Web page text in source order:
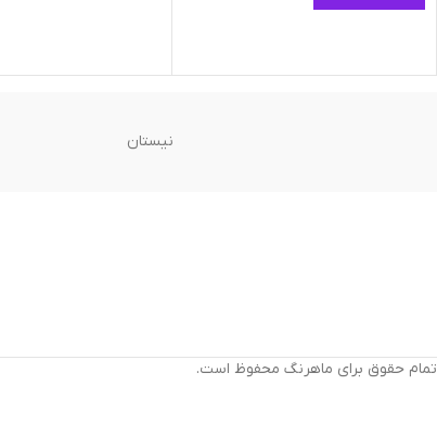
نیستان
تمام حقوق برای ماهرنگ محفوظ است.